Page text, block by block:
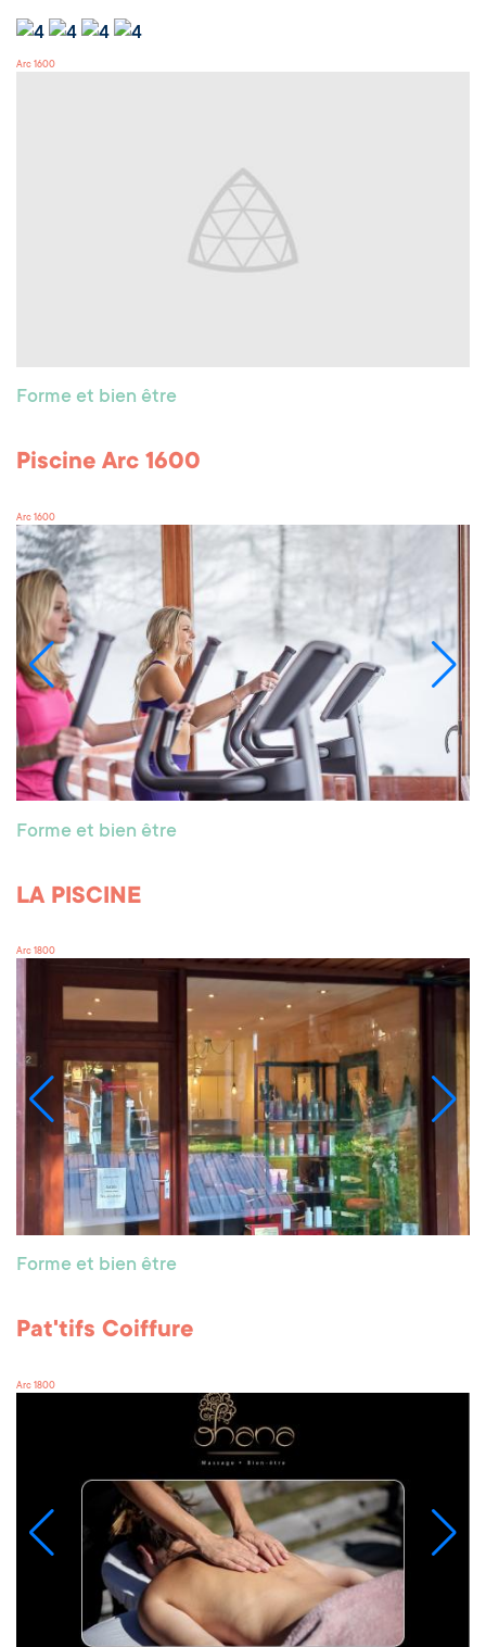
Arc 1600
Forme et bien être
Piscine Arc 1600
Arc 1600
Forme et bien être
LA PISCINE
Arc 1800
Forme et bien être
Pat'tifs Coiffure
Arc 1800